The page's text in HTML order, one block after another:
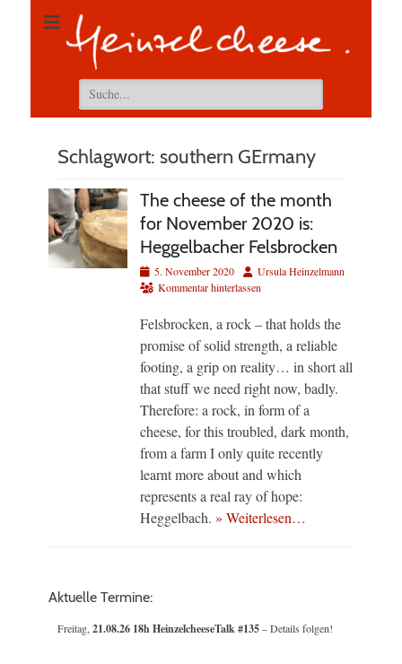
Suchen
nach:
Schlagwort: southern GErmany
The cheese of the month
for November 2020 is:
Heggelbacher Felsbrocken
Veröffentlicht
am
5. November 2020 AutorUrsula Heinzelmann
Kommentar hinterlassen
Felsbrocken, a rock – that holds the
promise of solid strength, a reliable
footing, a grip on reality… in short all
that stuff we need right now, badly.
Therefore: a rock, in form of a
cheese, for this troubled, dark month,
from a farm I only quite recently
learnt more about and which
represents a real ray of hope:
Heggelbach. » Weiterlesen…
Aktuelle Termine:
Freitag,21.08.26 18h HeinzelcheeseTalk #135– Details folgen!